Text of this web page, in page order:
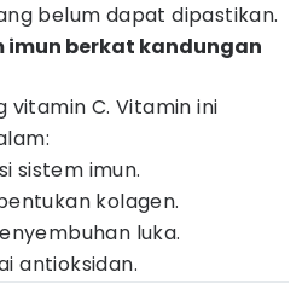
belum dapat dipastikan.
imun berkat kandungan
vitamin C. Vitamin ini
sistem imun.
kolagen.
luka.
antioksidan.